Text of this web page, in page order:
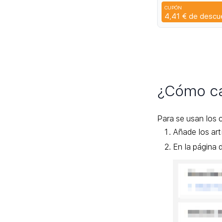
CUPÓN
4,41 € de
¿Cómo
Para se usan los
Añade los
En la página